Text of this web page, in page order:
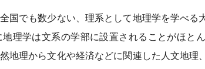
国でも数少ない、理系として地理学を学べる
理学は文系の学部に設置されることがほと
地理から文化や経済などに関連した人文地理